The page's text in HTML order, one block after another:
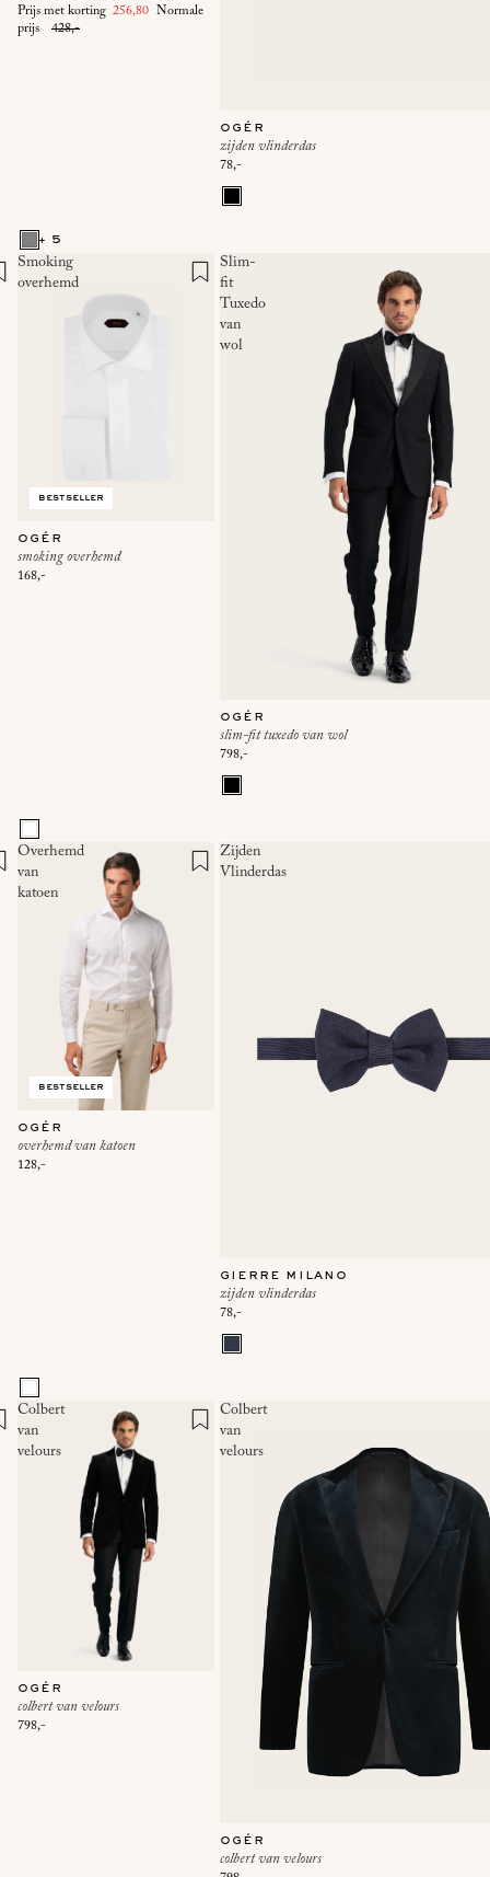
Prijs met korting 256,80 Normale
prijs
428,-
+ 5
ogér
zijden vlinderdas
78,-
Smoking
overhemd
bestseller
ogér
smoking overhemd
168,-
Slim-
fit
Tuxedo
van
wol
ogér
slim-fit tuxedo van wol
798,-
Overhemd
van
katoen
bestseller
ogér
overhemd van katoen
128,-
Zijden
Vlinderdas
gierre milano
zijden vlinderdas
78,-
Colbert
van
velours
ogér
colbert van velours
798,-
Colbert
van
velours
ogér
colbert van velours